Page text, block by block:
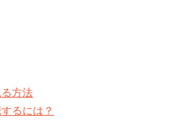
方法
るには？